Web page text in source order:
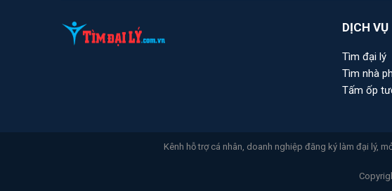
DỊCH VỤ
Tìm đại lý
Tìm nhà
Tấm ốp
Kênh hỗ trợ cá nhân, doanh nghiệp đăng ký làm đại lý,